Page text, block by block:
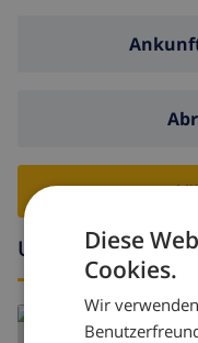
Umgebung
Lesen
Diese
Cookies.
Wir